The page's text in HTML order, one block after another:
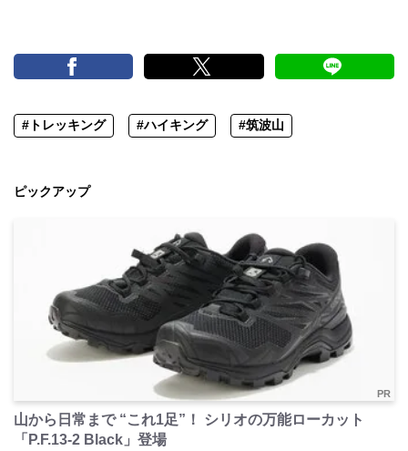
#トレッキング #ハイキング #筑波山
ピックアップ
PR
山から日常まで “これ1足”！ シリオの万能ローカット
「P.F.13-2 Black」登場